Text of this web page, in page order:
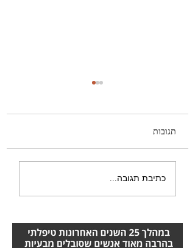
טרשת נפוצה – טיפול
תגובות
כתיבת תגובה...